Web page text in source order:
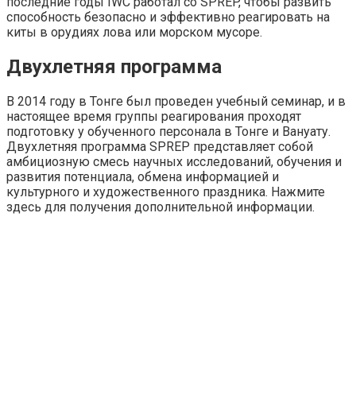
способность безопасно и эффективно реагировать на
киты в орудиях лова или морском мусоре.
Двухлетняя программа
В 2014 году в Тонге был проведен учебный семинар, и в
настоящее время группы реагирования проходят
подготовку у обученного персонала в Тонге и Вануату.
Двухлетняя программа SPREP представляет собой
амбициозную смесь научных исследований, обучения и
развития потенциала, обмена информацией и
культурного и художественного праздника. Нажмите
здесь для получения дополнительной информации.